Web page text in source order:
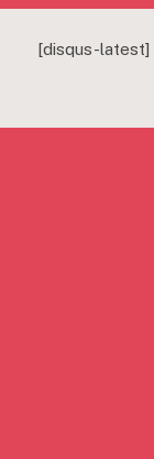
[disqus-latest]